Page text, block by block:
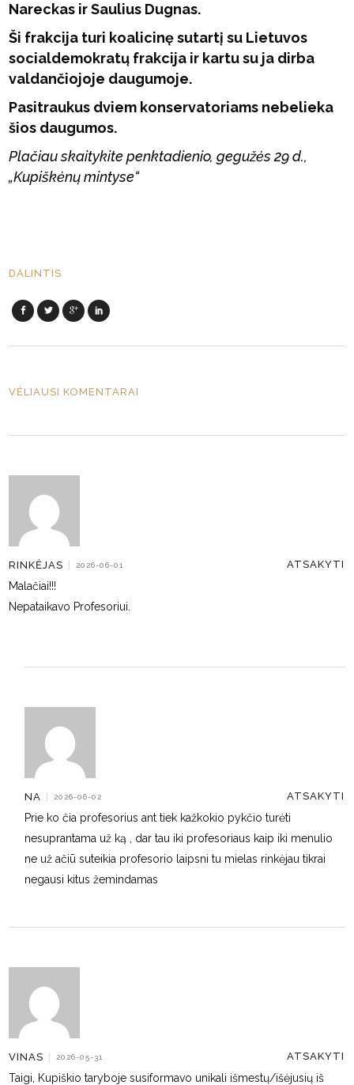
Nareckas ir Saulius Dugnas.
Ši frakcija turi koalicinę sutartį su Lietuvos
socialdemokratų frakcija ir kartu su ja dirba
valdančiojoje daugumoje.
Pasitraukus dviem konservatoriams nebelieka
šios daugumos.
Plačiau skaitykite penktadienio, gegužės 29 d.,
„Kupiškėnų mintyse“
DALINTIS
VĖLIAUSI KOMENTARAI
RINKĖJAS | 2026-06-01 ATSAKYTI
Malačiai!!!
Nepataikavo Profesoriui.
NA | 2026-06-02 ATSAKYTI
Prie ko čia profesorius ant tiek kažkokio pykčio turėti
nesuprantama už ką , dar tau iki profesoriaus kaip iki menulio
ne už ačiū suteikia profesorio laipsni tu mielas rinkėjau tikrai
negausi kitus žemindamas
VINAS | 2026-05-31 ATSAKYTI
Taigi, Kupiškio taryboje susiformavo unikali išmestų/išėjusių iš